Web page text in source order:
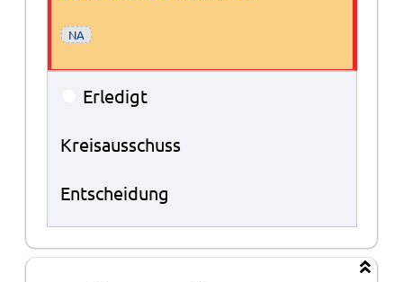
NA
Erledigt
Kreisausschuss
Entscheidung